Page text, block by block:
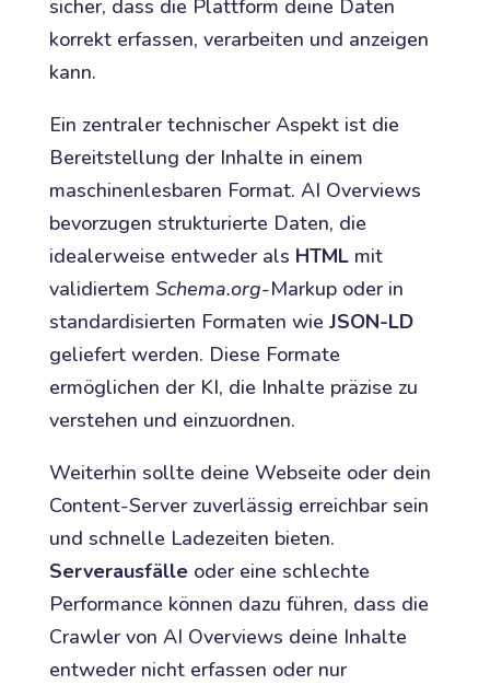
sicher, dass die Plattform deine Daten
korrekt erfassen, verarbeiten und anzeigen
kann.
Ein zentraler technischer Aspekt ist die
Bereitstellung der Inhalte in einem
maschinenlesbaren Format. AI Overviews
bevorzugen strukturierte Daten, die
idealerweise entweder als HTMLmit
validiertem Schema.org-Markup oder in
standardisierten Formaten wie JSON-LD
geliefert werden. Diese Formate
ermöglichen der KI, die Inhalte präzise zu
verstehen und einzuordnen.
Weiterhin sollte deine Webseite oder dein
Content-Server zuverlässig erreichbar sein
und schnelle Ladezeiten bieten.
Serverausfälleoder eine schlechte
Performance können dazu führen, dass die
Crawler von AI Overviews deine Inhalte
entweder nicht erfassen oder nur